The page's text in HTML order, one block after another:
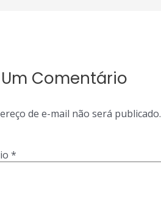
Comentário
de e-mail não será publicado.
*